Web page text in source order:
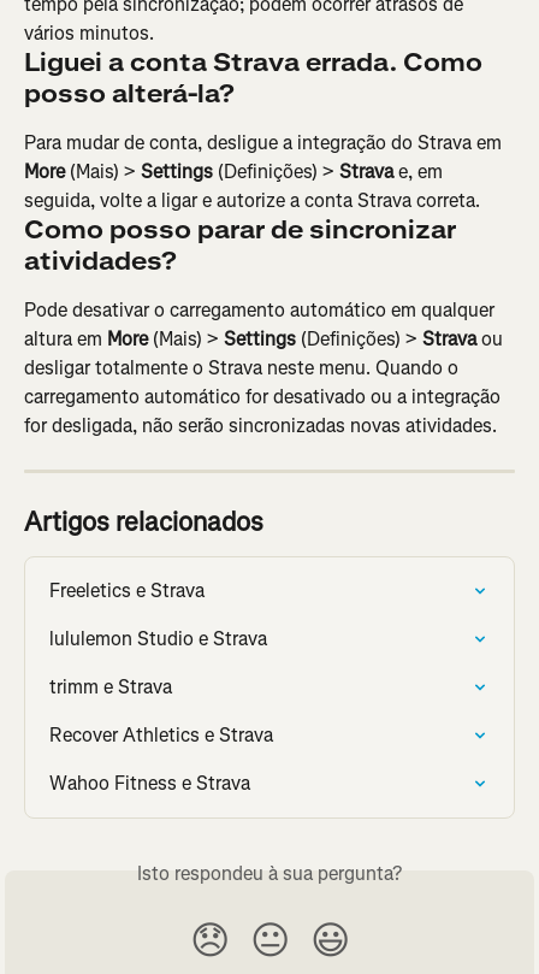
vários minutos.
Liguei a conta Strava errada. Como
posso alterá-la?
Para mudar de conta, desligue a integração do Strava em
More (Mais) > Settings (Definições) > Strava e, em
seguida, volte a ligar e autorize a conta Strava correta.
Como posso parar de sincronizar
atividades?
Pode desativar o carregamento automático em qualquer
altura em More (Mais) > Settings (Definições) > Strava ou
desligar totalmente o Strava neste menu. Quando o
carregamento automático for desativado ou a integração
for desligada, não serão sincronizadas novas atividades.
Artigos relacionados
Freeletics e Strava
lululemon Studio e Strava
trimm e Strava
Recover Athletics e Strava
Wahoo Fitness e Strava
Isto respondeu à sua pergunta?
😞 😐 😃